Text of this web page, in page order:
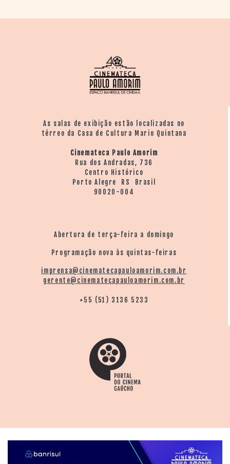
As salas de exibição estão localizadas no
térreo da Casa de Cultura Mario Quintana
Cinemateca Paulo Amorim
Rua dos Andradas, 736
Centro Histórico
Porto Alegre RS Brasil
90020-004
Abertura de terça-feira a domingo
Programação nova às quintas-feiras
imprensa@cinematecapauloamorim.com.br
gerente@cinematecapauloamorim.com.br
+55 (51) 3136 5233